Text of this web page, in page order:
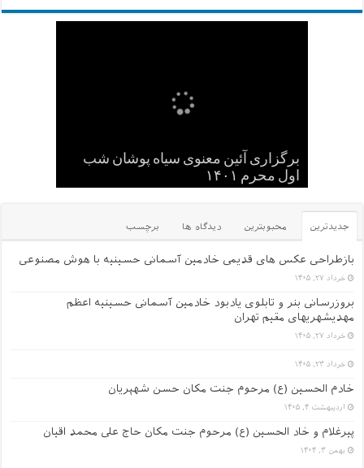
برگزاری آئین معنوی سیاه پوشان شب
اول محرم ۱۴۰۱
عکس یادگاری سالهای قدیم -۱
یک عکس از قدیم های دور
گلچین کلیپ های سایت
کودکان , نوجوانان و جوانان عاشورایی
حسینیه
جدیدترین محبوبترین دیدگاه ها برچسب
بازطراحی عکس های قدیمی خادمین آسمانی حسینیه با هوش مصنوعی
خرداد ۲۷, ۱۴۰۵
بروزرسانی بنر و تابلوی یادبود خادمین آسمانی حسینیه اعظم
مهدیشهریهای مقیم تهران
خرداد ۲۷, ۱۴۰۵
خرداد ۲۳, ۱۴۰۵
خادم الحسین (ع) مرحوم جنت مکان حسن شهپریان
اردیبهشت ۴, ۱۴۰۵
پیرغلام و خاد الحسین (ع) مرحوم جنت مکان حاج علی محمد اقیان
بهمن ۳, ۱۴۰۴